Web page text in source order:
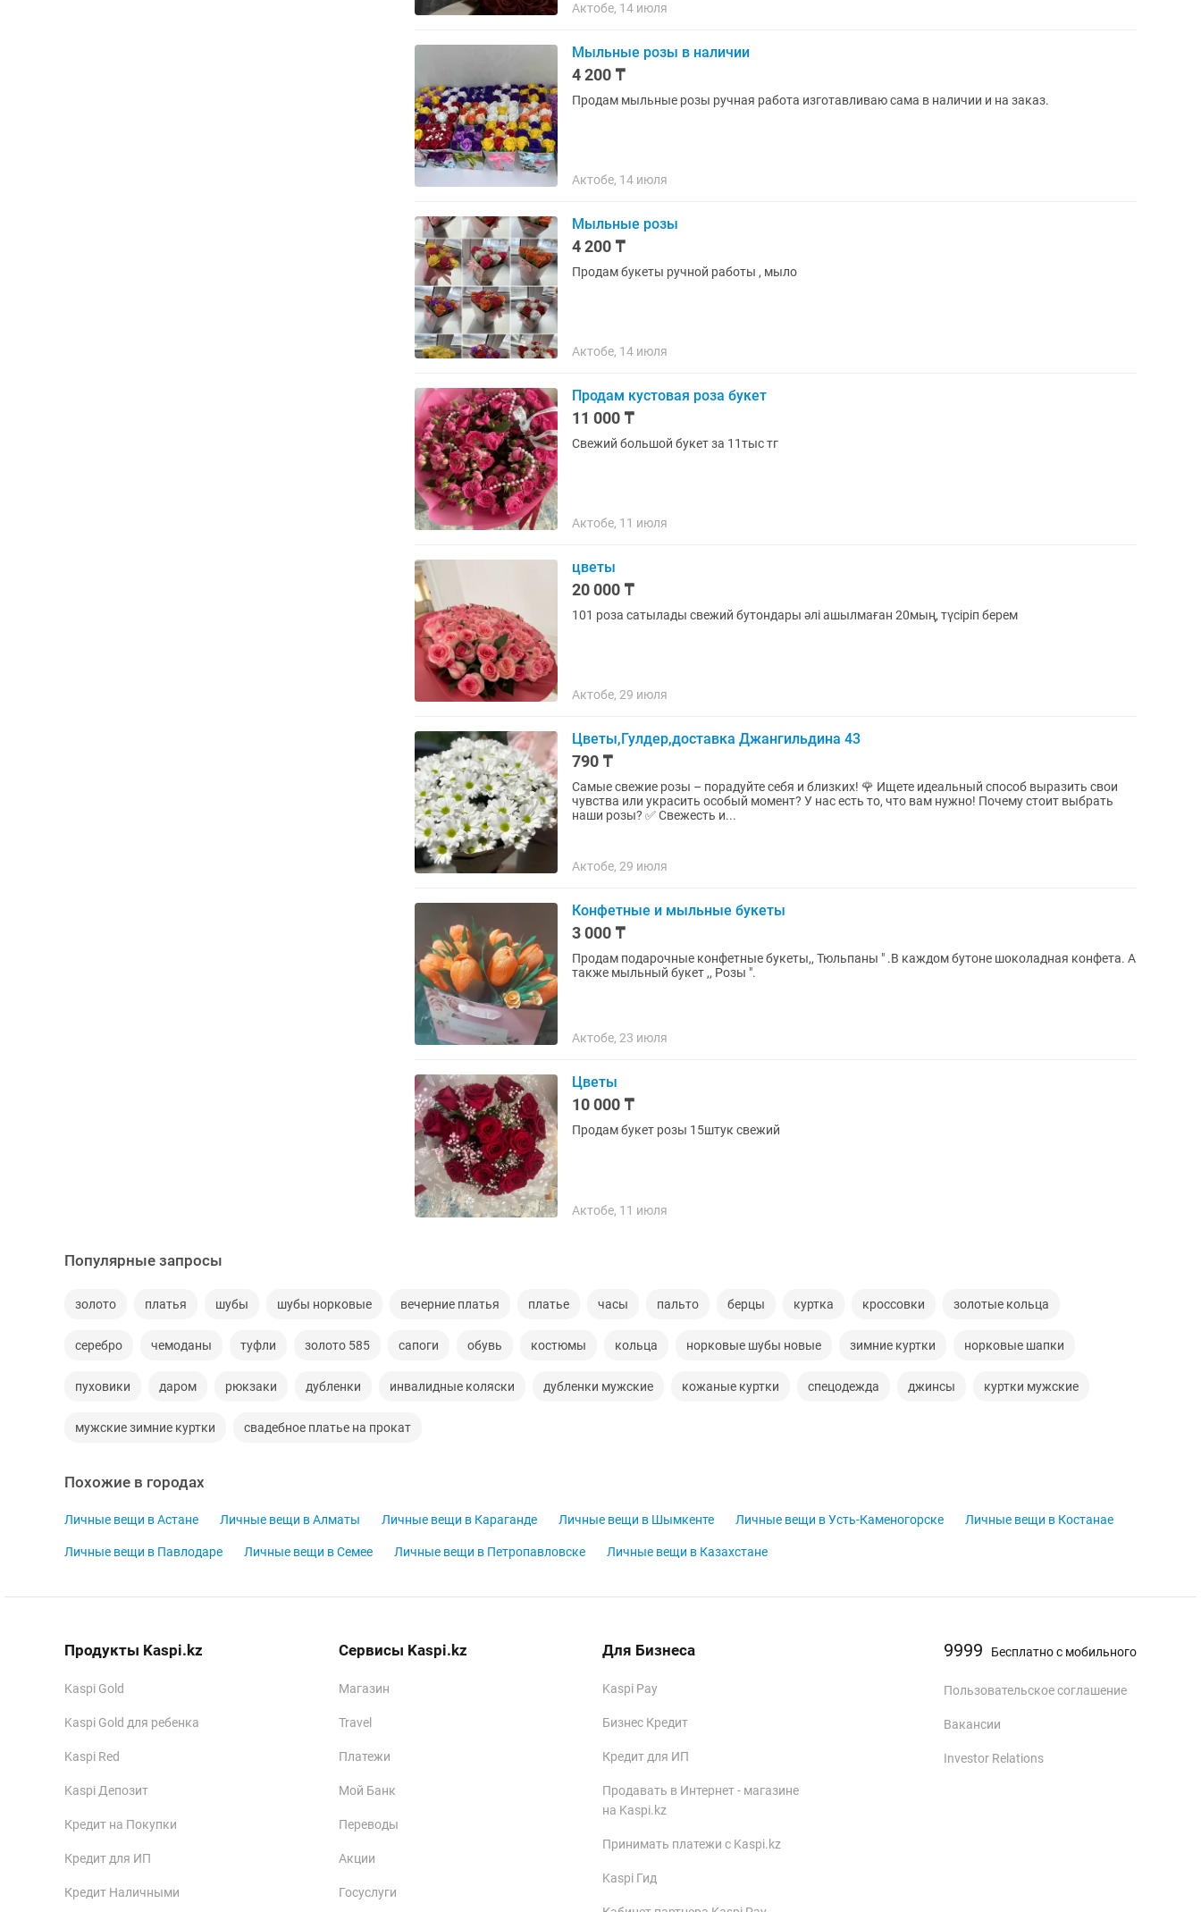
Актобе, 14 июля
Мыльные розы в наличии
4 200 ₸
Продам мыльные розы ручная работа изготавливаю сама в наличии и на заказ.
Актобе, 14 июля
Мыльные розы
4 200 ₸
Продам букеты ручной работы , мыло
Актобе, 14 июля
Продам кустовая роза букет
11 000 ₸
Свежий большой букет за 11тыс тг
Актобе, 11 июля
цветы
20 000 ₸
101 роза сатылады свежий бутондары әлі ашылмаған 20мың, түсіріп берем
Актобе, 29 июля
Цветы,Гулдер,доставка Джангильдина 43
790 ₸
Самые свежие розы – порадуйте себя и близких! 🌹 Ищете идеальный способ выразить свои
чувства или украсить особый момент? У нас есть то, что вам нужно! Почему стоит выбрать
наши розы? ✅ Свежесть и...
Актобе, 29 июля
Конфетные и мыльные букеты
3 000 ₸
Продам подарочные конфетные букеты,, Тюльпаны " .В каждом бутоне шоколадная конфета. А
также мыльный букет ,, Розы ".
Актобе, 23 июля
Цветы
10 000 ₸
Продам букет розы 15штук свежий
Актобе, 11 июля
Популярные запросы
золото платья шубы шубы норковые вечерние платья платье часы пальто берцы куртка кроссовки золотые кольца
серебро чемоданы туфли золото 585 сапоги обувь костюмы кольца норковые шубы новые зимние куртки норковые шапки
пуховики даром рюкзаки дубленки инвалидные коляски дубленки мужские кожаные куртки спецодежда джинсы куртки мужские
мужские зимние куртки свадебное платье на прокат
Похожие в городах
Личные вещи в Астане Личные вещи в Алматы Личные вещи в Караганде Личные вещи в Шымкенте Личные вещи в Усть-Каменогорске Личные вещи в Костанае
Личные вещи в Павлодаре Личные вещи в Семее Личные вещи в Петропавловске Личные вещи в Казахстане
Продукты Kaspi.kz
Kaspi Gold
Kaspi Gold для ребенка
Kaspi Red
Kaspi Депозит
Кредит на Покупки
Кредит для ИП
Кредит Наличными
Сервисы Kaspi.kz
Магазин
Travel
Платежи
Мой Банк
Переводы
Акции
Госуслуги
Для Бизнеса
Kaspi Pay
Бизнес Кредит
Кредит для ИП
Продавать в Интернет - магазине
на Kaspi.kz
Принимать платежи с Kaspi.kz
Kaspi Гид
9999 Бесплатно с мобильного
Пользовательское соглашение
Вакансии
Investor Relations